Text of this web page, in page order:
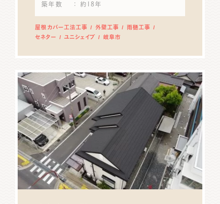
築年数
： 約18年
屋根カバー工法工事 外壁工事
雨樋工事
セネター
ユニシェイプ 岐阜市